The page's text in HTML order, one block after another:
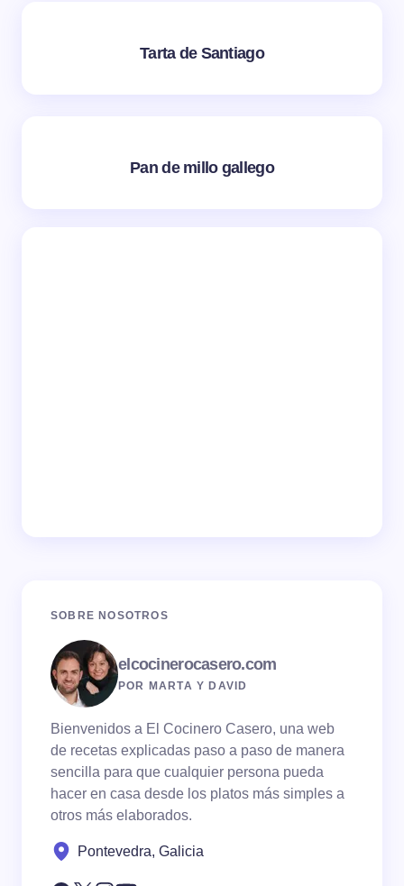
Tarta de Santiago
Pan de millo gallego
SOBRE NOSOTROS
elcocinerocasero.com
POR MARTA Y DAVID
Bienvenidos a El Cocinero Casero, una web
de recetas explicadas paso a paso de manera
sencilla para que cualquier persona pueda
hacer en casa desde los platos más simples a
otros más elaborados.
Pontevedra, Galicia